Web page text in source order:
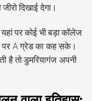
दिखाई देगा।
पर कोई भी बड़ा कॉलेज
पर A ग्रेड का कह सके।
है तो डुमरियागंज अपनी